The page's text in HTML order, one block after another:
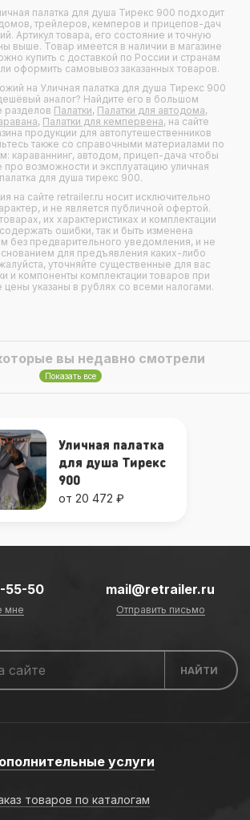
палатка для душа Тирекс 900 подходит
, трейлеров, кемперов и прицепов-дач
Артикул товара, его состояние и точную
выше. Товар имеется в наличии в магазине
купить с доставкой по России и странам
оформить самовывоз заказанных товаров.
на Уличная палатка для душа Тирекс 900
аналог? Найдите его в большом
разделов Палатки, Палатки для автодома,
, Палатки для кемпервена, на сайте
продукции для автопутешественников
также со справочными материалами по
караваннинг, автодом, прицеп-дача чтобы
про возможности и эксплуатацию уличная
палатка для душа тирекс 900.
на сайте retrailer.ru носит исключительно
и не является публичной офертой.
их характеристиках и комплектации
ошибки, так и быть изменена
без предварительного уведомления, и не
для предъявления каких-либо
уточняйте существенные для вас
и компоненты комплектации товаров при
цены указаны в рублях со всеми налогами.
вы недавно смотрели
Показать все
Уличная палатка
для душа Тирекс
900
от 20 472 ₽
55-50
мне
mail@retrailer.ru
Отправить письмо
услуги
товаров по каталогам